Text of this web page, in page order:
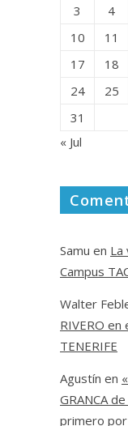
3
4
10
11
17
18
24
25
31
« Jul
Samu en La
Campus
Walter
RIVERO en
TENERIFE
Agustín en
GRANCA
primero por